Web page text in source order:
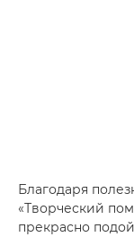
Благодаря
«Творческий
прекрасно